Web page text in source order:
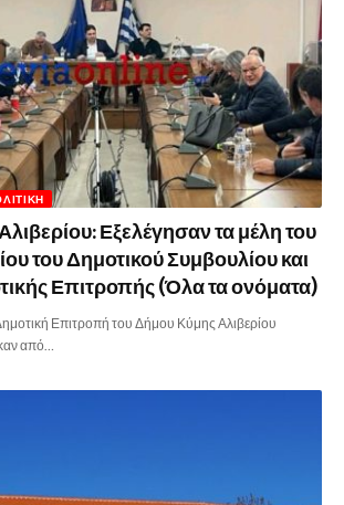
Εξελέγησαν τα μέλη του
του Δημοτικού Συμβουλίου και
Επιτροπής (Όλα τα ονόματα)
Επιτροπή του Δήμου Κύμης Αλιβερίου
από…